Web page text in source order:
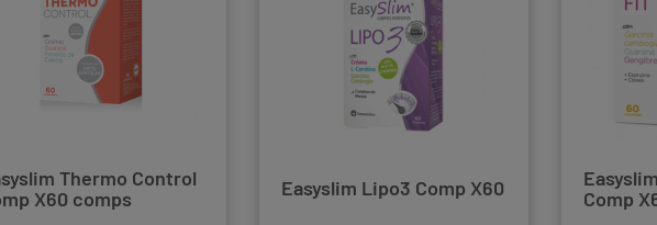
Thermo Control
X60 comps
Easyslim Lipo3 Comp X60
Comp